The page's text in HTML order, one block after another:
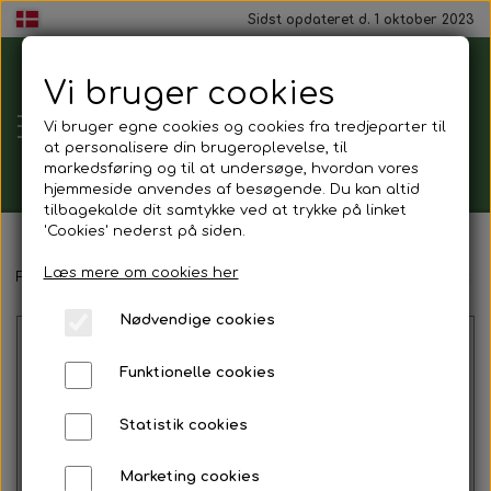
Sidst opdateret d. 1 oktober 2023
Tårnborg
Forsamlingshus
Gavekort
Mad ud af huset
Mindestund
Forside Mad ud af huset Receptions menu (mindst 15
Vi bruger cookies
Vi bruger egne cookies og cookies fra tredjeparter til
at personalisere din brugeroplevelse, til
markedsføring og til at undersøge, hvordan vores
hjemmeside anvendes af besøgende. Du kan altid
tilbagekalde dit samtykke ved at trykke på linket
'Cookies' nederst på siden.
Læs mere om cookies her
Nødvendige cookies
Funktionelle cookies
Statistik cookies
Marketing cookies